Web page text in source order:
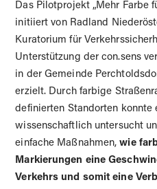
Das Pilotprojekt „Mehr Farbe
initiiert von Radland
Kuratorium für
Unterstützung der con.sens
in der Gemeinde
erzielt. Durch farbige
definierten Standorten
wissenschaftlich untersucht
einfache Maßnahmen, wie
Markierungen eine
Verkehrs und somit eine